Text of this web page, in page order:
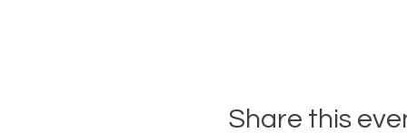
Share this